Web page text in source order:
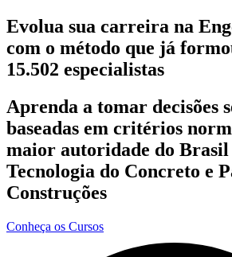
Evolua sua carreira na
com o método que já
15.502 especialistas
Aprenda a tomar decisões
baseadas em critérios
maior autoridade do Brasil
Tecnologia do Concreto e
Construções
Conheça os Cursos